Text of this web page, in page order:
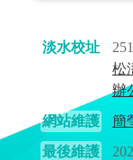
淡水校址
松
辦
網站維護
簡
最後維護